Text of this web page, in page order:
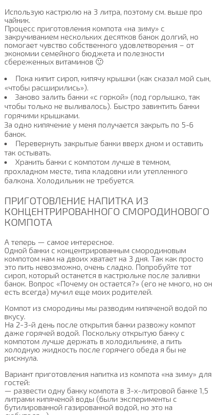
Использую кастрюлю на 3 литра, поэтому см. выше про
чайник.
Процесс приготовления компота «на зиму» с
закручиванием нескольких десятков банок долгий, но
помогает чувство собственного удовлетворения – от
экономии семейного бюджета и полезности
сбереженных витаминов 🙂
Пока кипит сироп, кипячу крышки (как сказал мой сын,
«чтобы расширились»).
Заново залить банки «с горкой» (под горлышко, так
чтобы только не выливалось). Быстро завинтить банки
горячими крышками.
За одно кипячение у меня получается закрыть по 5-6
банок.
Перевернуть закрытые банки вверх дном и оставить
так остывать.
Хранить банки с компотом лучше в темном,
прохладном месте, типа кладовки или утепленного
балкона. Холодильник не требуется.
ПРИГОТОВЛЕНИЕ НАПИТКА ИЗ
КОНЦЕНТРИРОВАННОГО СМОРОДИНОВОГО
КОМПОТА
А теперь — самое интересное.
Одной банки с концентрированным смородиновым
компотом нам на двоих хватает на 3 дня. Так как просто
это пить невозможно, очень сладко. Попробуйте тот
сироп, который останется в кастрюльке после заливки
банок. Вопрос «Почему он остается?» (его не много, но он
есть всегда) мучил еще моих родителей.
Компот из смородины мы разводим кипяченой водой по
вкусу.
На 2-3-й день после открытия банки развожу компот
даже горячей водой. Поскольку открытую банку с
компотом лучше держать в холодильнике, а пить
холодную жидкость после горячего обеда я бы не
рискнула.
Вариант приготовления напитка из компота «на зиму» для
гостей:
— развести одну банку компота в 3-х-литровой банке 1,5
литрами кипяченой воды (были эксперименты с
бутилированной газированной водой, но это на